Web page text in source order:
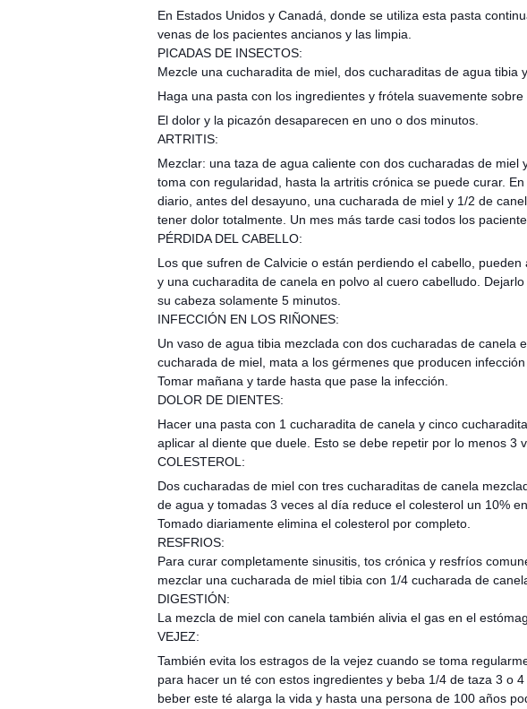
En Estados Unidos y Canadá, donde se utiliza esta pasta
venas de los pacientes ancianos y las limpia.
PICADAS DE INSECTOS:
Mezcle una cucharadita de miel, dos cucharaditas de agua tibia
Haga una pasta con los ingredientes y frótela suavemente sobre
El dolor y la picazón desaparecen en uno o dos minutos.
ARTRITIS:
Mezclar: una taza de agua caliente con dos cucharadas de
toma con regularidad, hasta la artritis crónica se puede curar.
diario, antes del desayuno, una cucharada de miel y 1/2 de
tener dolor totalmente. Un mes más tarde casi todos los
PÉRDIDA DEL CABELLO:
Los que sufren de Calvicie o están perdiendo el cabello,
y una cucharadita de canela en polvo al cuero cabelludo.
su cabeza solamente 5 minutos.
INFECCIÓN EN LOS RIÑONES:
Un vaso de agua tibia mezclada con dos cucharadas de canela
cucharada de miel, mata a los gérmenes que producen
Tomar mañana y tarde hasta que pase la infección.
DOLOR DE DIENTES:
Hacer una pasta con 1 cucharadita de canela y cinco
aplicar al diente que duele. Esto se debe repetir por lo menos 3
COLESTEROL:
Dos cucharadas de miel con tres cucharaditas de canela
de agua y tomadas 3 veces al día reduce el colesterol un 10%
Tomado diariamente elimina el colesterol por completo.
RESFRIOS:
Para curar completamente sinusitis, tos crónica y resfríos
mezclar una cucharada de miel tibia con 1/4 cucharada de
DIGESTIÓN:
La mezcla de miel con canela también alivia el gas en el
VEJEZ:
También evita los estragos de la vejez cuando se toma
para hacer un té con estos ingredientes y beba 1/4 de taza 3 o
beber este té alarga la vida y hasta una persona de 100 años